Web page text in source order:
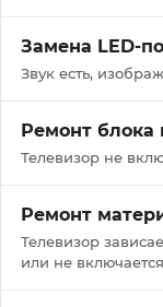
Замена LED-
Звук есть,
Ремонт блока
Телевизор не
Ремонт
Телевизор
или не включается